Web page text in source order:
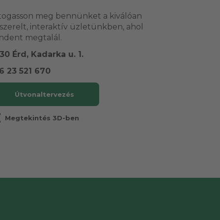
meg bennünket a kiválóan
interaktív üzletünkben, ahol
megtalál.
Érd, Kadarka u. 1.
23 521 670
Útvonaltervezés
Megtekintés 3D-ben